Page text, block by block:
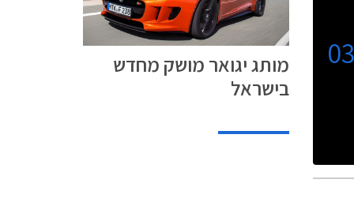
מותג יגואר מושק מחדש
בישראל